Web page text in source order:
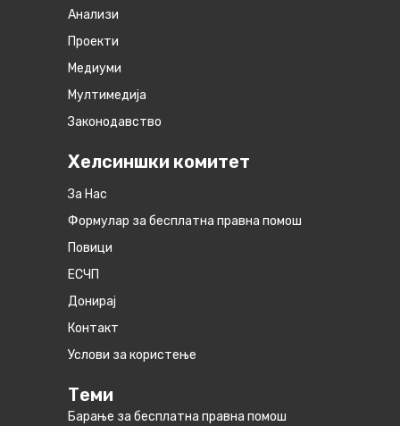
Анализи
Проекти
Медиуми
Мултимедија
Законодавство
Хелсиншки комитет
За Нас
Формулар за бесплатна правна помош
Повици
ЕСЧП
Донирај
Контакт
Услови за користење
Теми
Барање за бесплатна правна помош